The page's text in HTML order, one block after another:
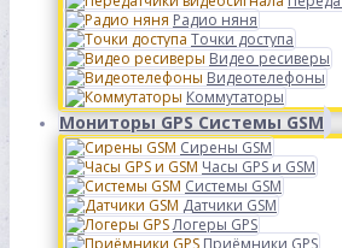
Радио няня
Точки доступа
Видео ресиверы
Видеотелефоны
Коммутаторы
Мониторы GPS Системы GSM
Сирены GSM
Часы GPS и GSM
Системы GSM
Датчики GSM
Логеры GPS
Приёмники GPS